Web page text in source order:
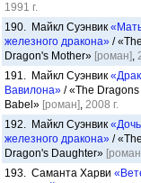
1991 г.
190. Майкл Суэнвик
железного дракона» /
Dragon's Mother» [роман],
191. Майкл Суэнвик
Вавилона» / «The Dragons
Babel» [роман], 2008 г.
192. Майкл Суэнвик «Дочь
железного дракона» /
Dragon's Daughter»
193. Саманта Харви